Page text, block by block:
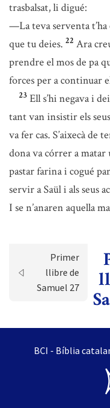
trasbalsat, li digué:
—La teva serventa
que tu deies. 22 Ara
prendre el mos de pa
forces per a continuar
23 Ell s’hi negava i
tant van insistir els
va fer cas. S’aixecà de
dona va córrer a matar
pastar farina i cogué
servir a Saül i als seus
I se n’anaren aquella
Primer
llibre de
Samuel 27
BCI - Bíblia